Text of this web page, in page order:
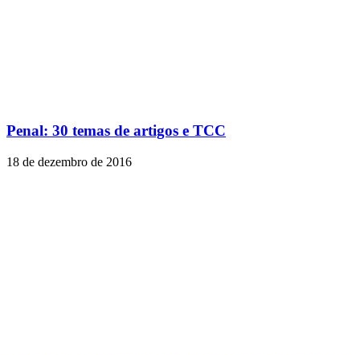
Penal: 30 temas de artigos e TCC
18 de dezembro de 2016